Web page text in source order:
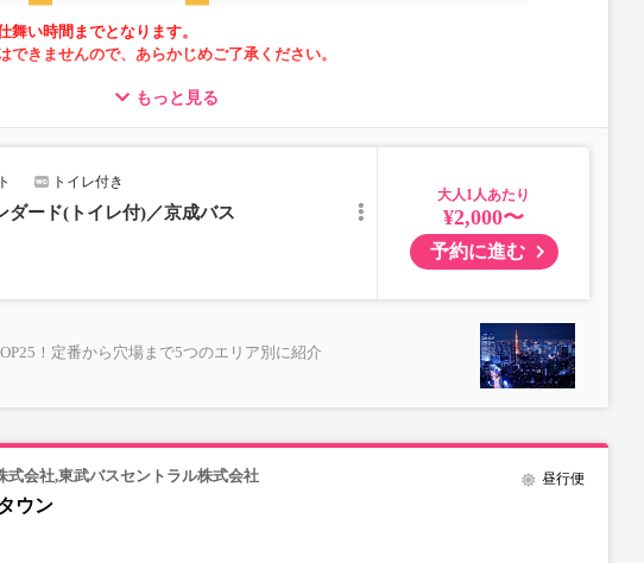
舞い時間までとなります。
できませんので、あらかじめご了承ください。
が出来ません。
ないため予約いただけない場合がございます。
のみ）
レあり
もっと見る
トイレ付き
ダード(トイレ付)／京成バス
大人
¥2,000〜
予約に進む
！定番から穴場まで5つのエリア別に紹介
式会社,東武バスセントラル株式会社
ウン
昼行便